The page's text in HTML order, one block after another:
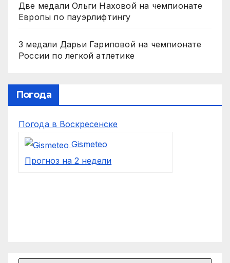
Две медали Ольги Наховой на чемпионате
Европы по пауэрлифтингу
3 медали Дарьи Гариповой на чемпионате
России по легкой атлетике
Погода
Погода в Воскресенске
Gismeteo
Прогноз на 2 недели